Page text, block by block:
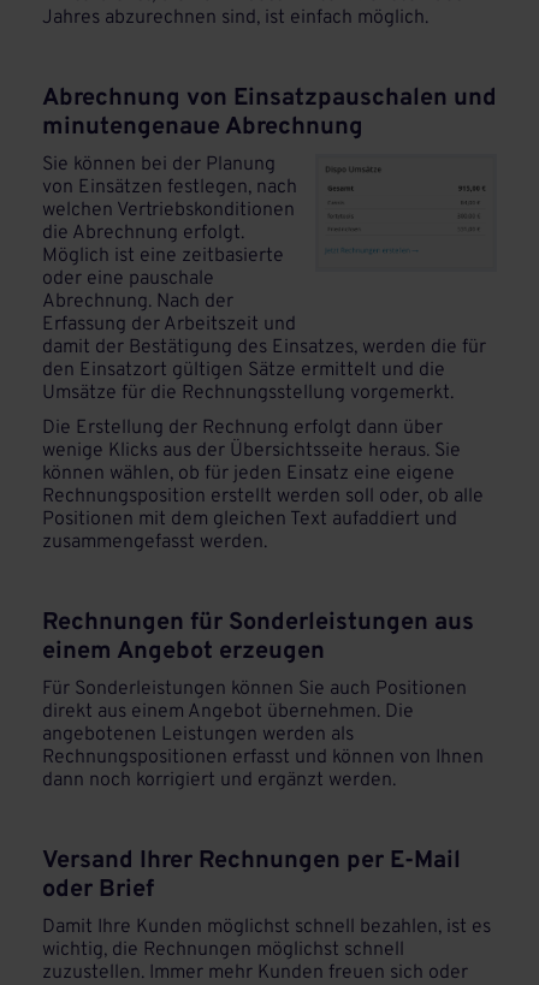
Jahres abzurechnen sind, ist einfach möglich.
Abrechnung von Einsatzpauschalen und
minutengenaue Abrechnung
Sie können bei der Planung
von Einsätzen festlegen, nach
welchen Vertriebskonditionen
die Abrechnung erfolgt.
Möglich ist eine zeitbasierte
oder eine pauschale
Abrechnung. Nach der
Erfassung der Arbeitszeit und
damit der Bestätigung des Einsatzes, werden die für
den Einsatzort gültigen Sätze ermittelt und die
Umsätze für die Rechnungsstellung vorgemerkt.
Die Erstellung der Rechnung erfolgt dann über
wenige Klicks aus der Übersichtsseite heraus. Sie
können wählen, ob für jeden Einsatz eine eigene
Rechnungsposition erstellt werden soll oder, ob alle
Positionen mit dem gleichen Text aufaddiert und
zusammengefasst werden.
Rechnungen für Sonderleistungen aus
einem Angebot erzeugen
Für Sonderleistungen können Sie auch Positionen
direkt aus einem Angebot übernehmen. Die
angebotenen Leistungen werden als
Rechnungspositionen erfasst und können von Ihnen
dann noch korrigiert und ergänzt werden.
Versand Ihrer Rechnungen per E-Mail
oder Brief
Damit Ihre Kunden möglichst schnell bezahlen, ist es
wichtig, die Rechnungen möglichst schnell
zuzustellen. Immer mehr Kunden freuen sich oder